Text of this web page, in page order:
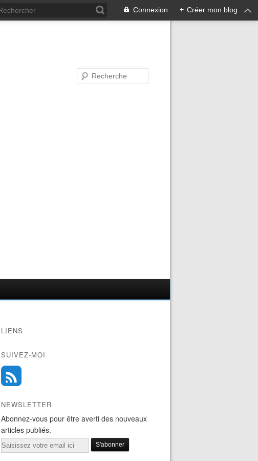
Connexion + Créer mon blog
LIENS
SUIVEZ-MOI
NEWSLETTER
Abonnez-vous pour être averti des nouveaux
articles publiés.
Email